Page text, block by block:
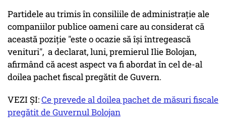
Partidele au trimis în consiliile de administraţie ale
companiilor publice oameni care au considerat că
această poziţie "este o ocazie să îşi întregească
venituri", a declarat, luni, premierul Ilie Bolojan,
afirmând că acest aspect va fi abordat în cel de-al
doilea pachet fiscal pregătit de Guvern.
VEZI ȘI:Ce prevede al doilea pachet de măsuri fiscale
pregătit de Guvernul Bolojan